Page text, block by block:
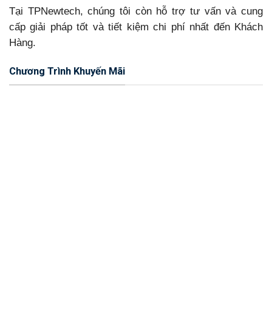
Tại TPNewtech, chúng tôi còn hỗ trợ tư vấn và cung
cấp giải pháp tốt và tiết kiệm chi phí nhất đến Khách
Hàng.
Chương Trình Khuyến Mãi